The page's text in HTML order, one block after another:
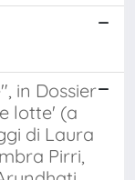
in Dossier
lotte' (a
di Laura
Pirri,